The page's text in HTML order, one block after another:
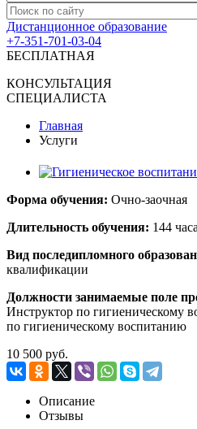
Дистанционное образование
+7-351-701-03-04
БЕСПЛАТНАЯ
КОНСУЛЬТАЦИЯ
СПЕЦИАЛИСТА
Главная
Услуги
Форма обучения: Очно-заочная
Длительность обучения: 144
Вид поcледипломного
квалификации
Должности занимаемые поле
Инструктор по гигиеническому
по гигиеническому воспитанию
10 500 руб.
Описание
Отзывы